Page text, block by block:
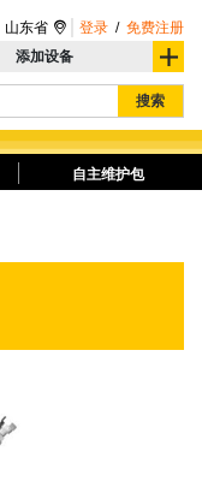
添加设备
搜索
山东省 登录 / 免费注册
自主维护包